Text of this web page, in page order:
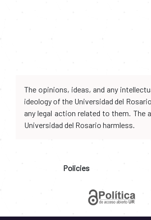
The opinions, ideas, and any
ideology of the Universidad del
any legal action related to them.
Universidad del Rosario harmless.
Policies